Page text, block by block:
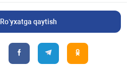
Ro’yxatga qaytish